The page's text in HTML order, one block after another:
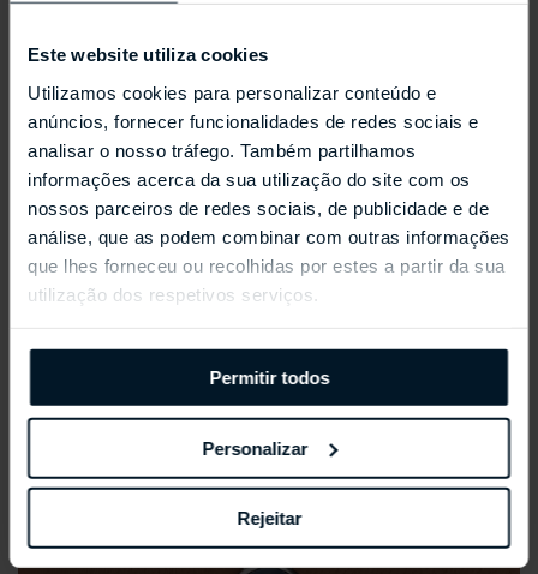
Este website utiliza cookies
Utilizamos cookies para personalizar conteúdo e
anúncios, fornecer funcionalidades de redes sociais e
analisar o nosso tráfego. Também partilhamos
informações acerca da sua utilização do site com os
nossos parceiros de redes sociais, de publicidade e de
análise, que as podem combinar com outras informações
que lhes forneceu ou recolhidas por estes a partir da sua
utilização dos respetivos serviços.
Permitir todos
Personalizar
Rejeitar
REPOSSI ANTIFER